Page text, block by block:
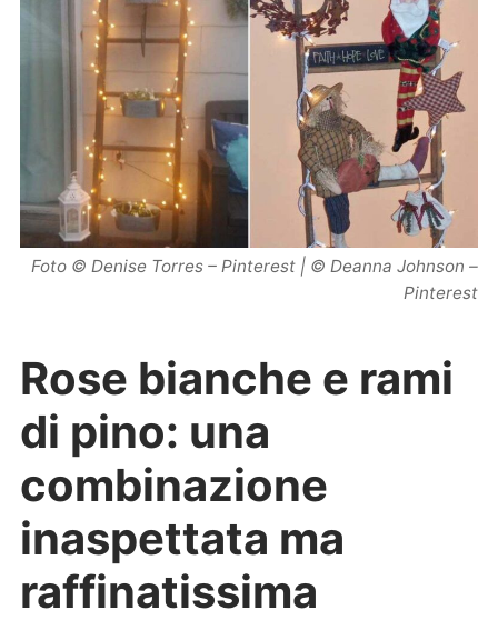
Foto © Denise Torres – Pinterest | © Deanna Johnson –
Pinterest
Rose bianche e rami
di pino: una
combinazione
inaspettata ma
raffinatissima